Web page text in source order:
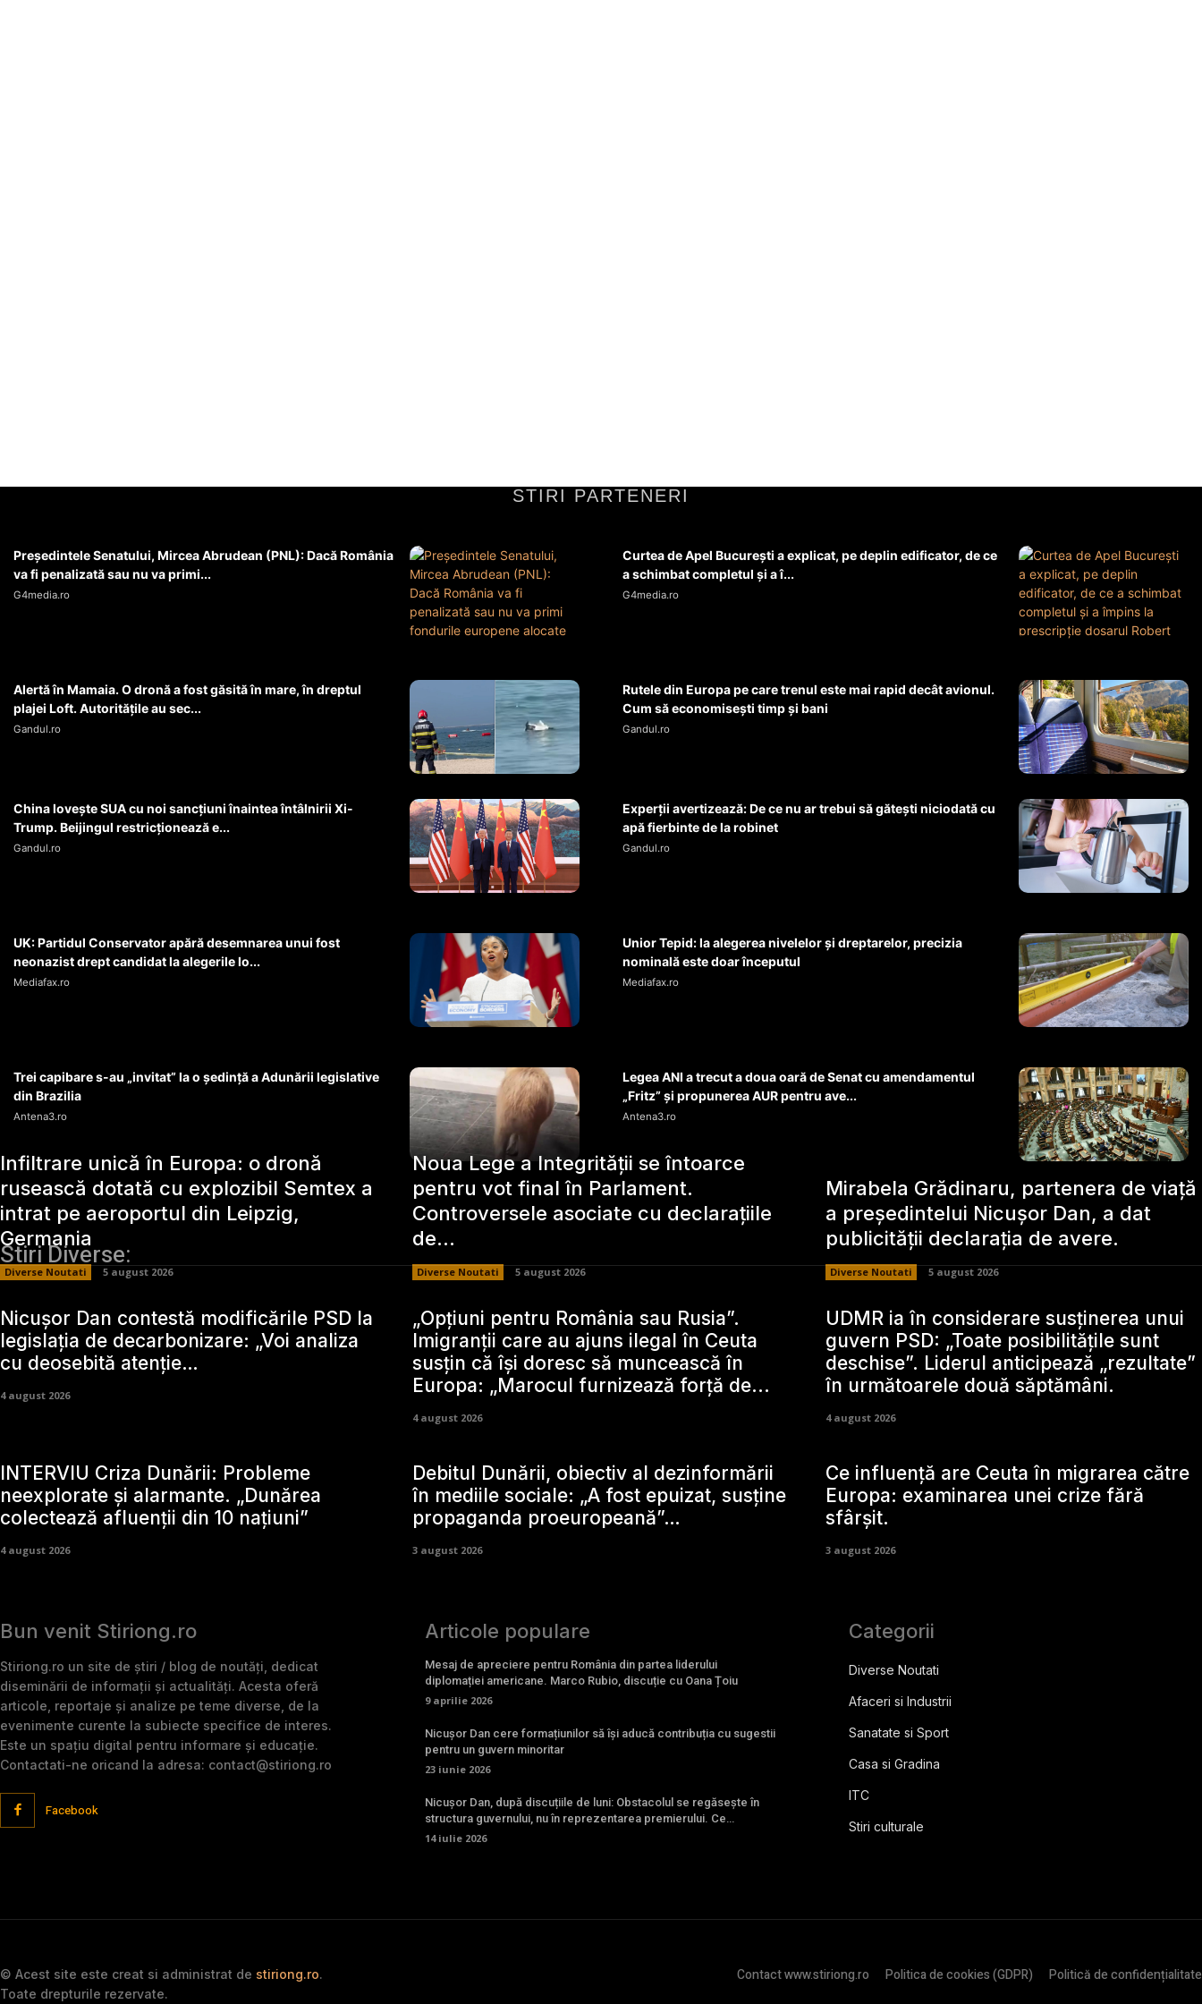
STIRI PARTENERI
Președintele Senatului, Mircea Abrudean (PNL): Dacă România
va fi penalizată sau nu va primi...
G4media.ro
Curtea de Apel București a explicat, pe deplin edificator, de ce
a schimbat completul și a î...
G4media.ro
Alertă în Mamaia. O dronă a fost găsită în mare, în dreptul
plajei Loft. Autoritățile au sec...
Gandul.ro
Rutele din Europa pe care trenul este mai rapid decât avionul.
Cum să economisești timp și bani
Gandul.ro
China lovește SUA cu noi sancțiuni înaintea întâlnirii Xi-
Trump. Beijingul restricționează e...
Gandul.ro
Experții avertizează: De ce nu ar trebui să gătești niciodată cu
apă fierbinte de la robinet
Gandul.ro
UK: Partidul Conservator apără desemnarea unui fost
neonazist drept candidat la alegerile lo...
Mediafax.ro
Unior Tepid: la alegerea nivelelor și dreptarelor, precizia
nominală este doar începutul
Mediafax.ro
Trei capibare s-au „invitat” la o ședință a Adunării legislative
din Brazilia
Antena3.ro
Legea ANI a trecut a doua oară de Senat cu amendamentul
„Fritz” și propunerea AUR pentru ave...
Antena3.ro
Stiri Diverse:
Infiltrare unică în Europa: o dronă
rusească dotată cu explozibil Semtex a
intrat pe aeroportul din Leipzig,
Germania
Diverse Noutati 5 august 2026
Noua Lege a Integrității se întoarce
pentru vot final în Parlament.
Controversele asociate cu declarațiile
de…
Diverse Noutati 5 august 2026
Mirabela Grădinaru, partenera de viață
a președintelui Nicușor Dan, a dat
publicității declarația de avere.
Diverse Noutati 5 august 2026
Nicușor Dan contestă modificările PSD la
legislația de decarbonizare: „Voi analiza
cu deosebită atenție…
4 august 2026
„Opțiuni pentru România sau Rusia”.
Imigranții care au ajuns ilegal în Ceuta
susțin că își doresc să muncească în
Europa: „Marocul furnizează forță de...
4 august 2026
UDMR ia în considerare susținerea unui
guvern PSD: „Toate posibilitățile sunt
deschise”. Liderul anticipează „rezultate”
în următoarele două săptămâni.
4 august 2026
INTERVIU Criza Dunării: Probleme
neexplorate și alarmante. „Dunărea
colectează afluenții din 10 națiuni”
4 august 2026
Debitul Dunării, obiectiv al dezinformării
în mediile sociale: „A fost epuizat, susține
propaganda proeuropeană”…
3 august 2026
Ce influență are Ceuta în migrarea către
Europa: examinarea unei crize fără
sfârșit.
3 august 2026
Bun venit Stiriong.ro
Stiriong.ro un site de știri / blog de noutăți, dedicat
diseminării de informații și actualități. Acesta oferă
articole, reportaje și analize pe teme diverse, de la
evenimente curente la subiecte specifice de interes.
Este un spațiu digital pentru informare și educație.
Contactati-ne oricand la adresa: contact@stiriong.ro
Facebook
Articole populare
Mesaj de apreciere pentru România din partea liderului
diplomației americane. Marco Rubio, discuție cu Oana Țoiu
9 aprilie 2026
Nicușor Dan cere formațiunilor să își aducă contribuția cu sugestii
pentru un guvern minoritar
23 iunie 2026
Nicușor Dan, după discuțiile de luni: Obstacolul se regăsește în
structura guvernului, nu în reprezentarea premierului. Ce…
14 iulie 2026
Categorii
Diverse Noutati
Afaceri si Industrii
Sanatate si Sport
Casa si Gradina
ITC
Stiri culturale
© Acest site este creat si administrat de stiriong.ro.
Toate drepturile rezervate.
Contact www.stiriong.ro Politica de cookies (GDPR) Politică de confidențialitate